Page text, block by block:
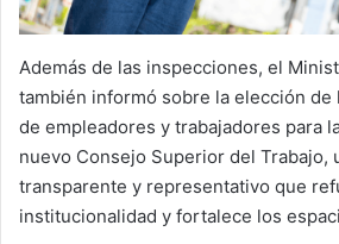
Además de las inspecciones, el
también informó sobre la elección
de empleadores y trabajadores para
nuevo Consejo Superior del Trabajo,
transparente y representativo que
institucionalidad y fortalece los